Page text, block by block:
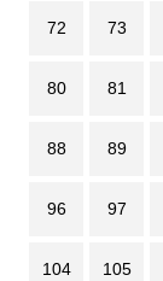
72 73
80 81
88 89
96 97
104 105